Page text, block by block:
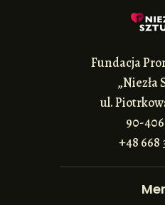
Fundacja
„Niezła
ul.
90-
+48 668